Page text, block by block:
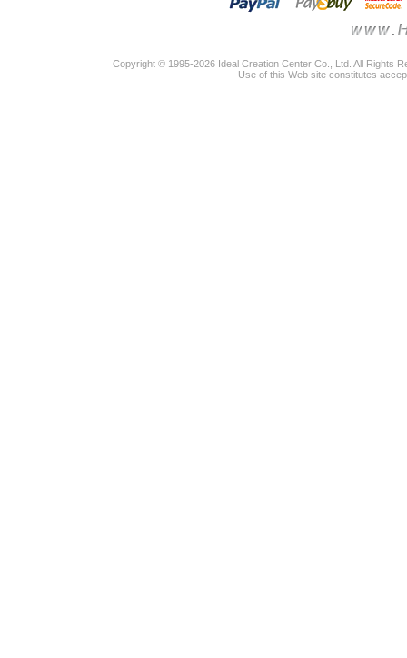
Copyright © 1995-2026 Ideal Creation Center Co., Ltd. All Rights
Use of this Web site constitutes